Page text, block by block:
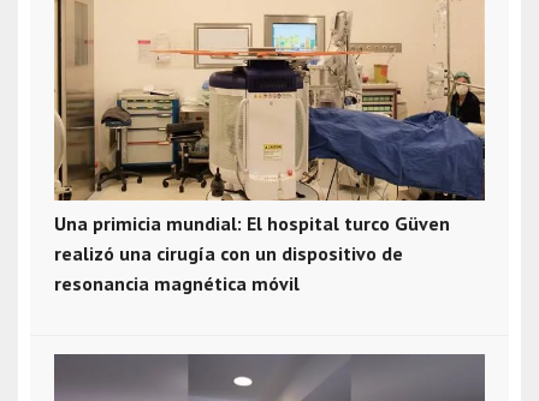
Una primicia mundial: El hospital turco Güven
realizó una cirugía con un dispositivo de
resonancia magnética móvil